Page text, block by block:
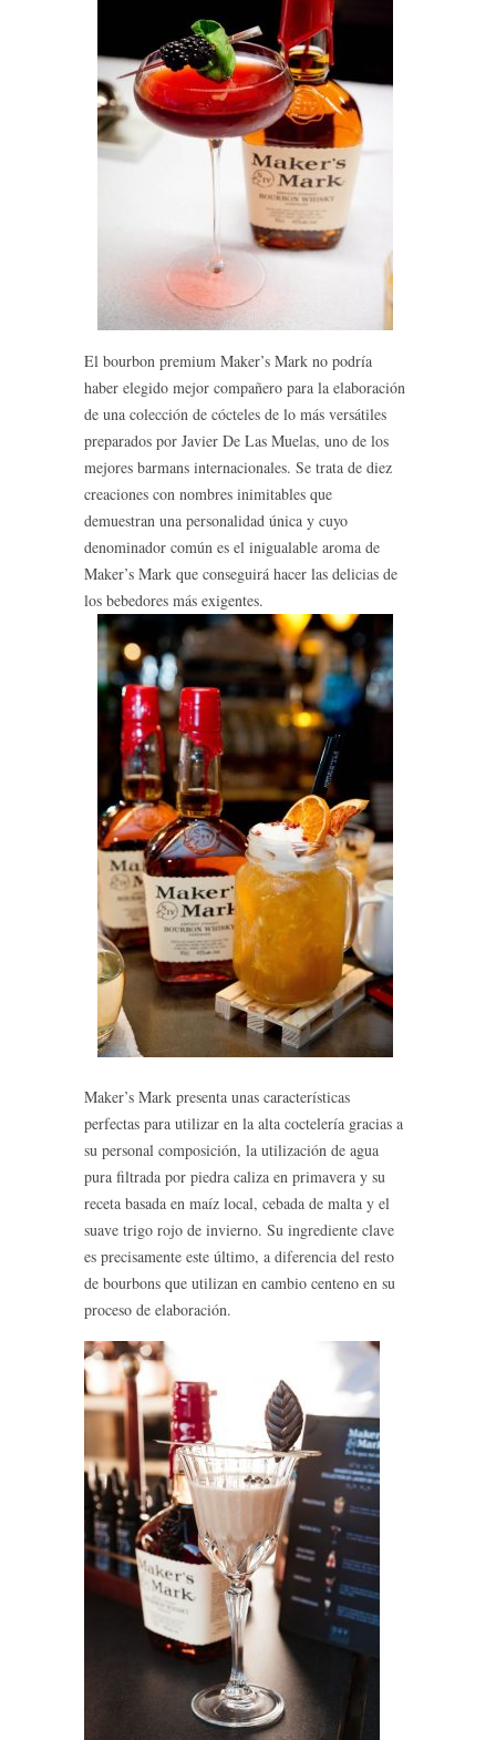
El bourbon premium Maker’s Mark no podría
haber elegido mejor compañero para la elaboración
de una colección de cócteles de lo más versátiles
preparados por Javier De Las Muelas, uno de los
mejores barmans internacionales. Se trata de diez
creaciones con nombres inimitables que
demuestran una personalidad única y cuyo
denominador común es el inigualable aroma de
Maker’s Mark que conseguirá hacer las delicias de
los bebedores más exigentes.
Maker’s Mark presenta unas características
perfectas para utilizar en la alta coctelería gracias a
su personal composición, la utilización de agua
pura filtrada por piedra caliza en primavera y su
receta basada en maíz local, cebada de malta y el
suave trigo rojo de invierno. Su ingrediente clave
es precisamente este último, a diferencia del resto
de bourbons que utilizan en cambio centeno en su
proceso de elaboración.